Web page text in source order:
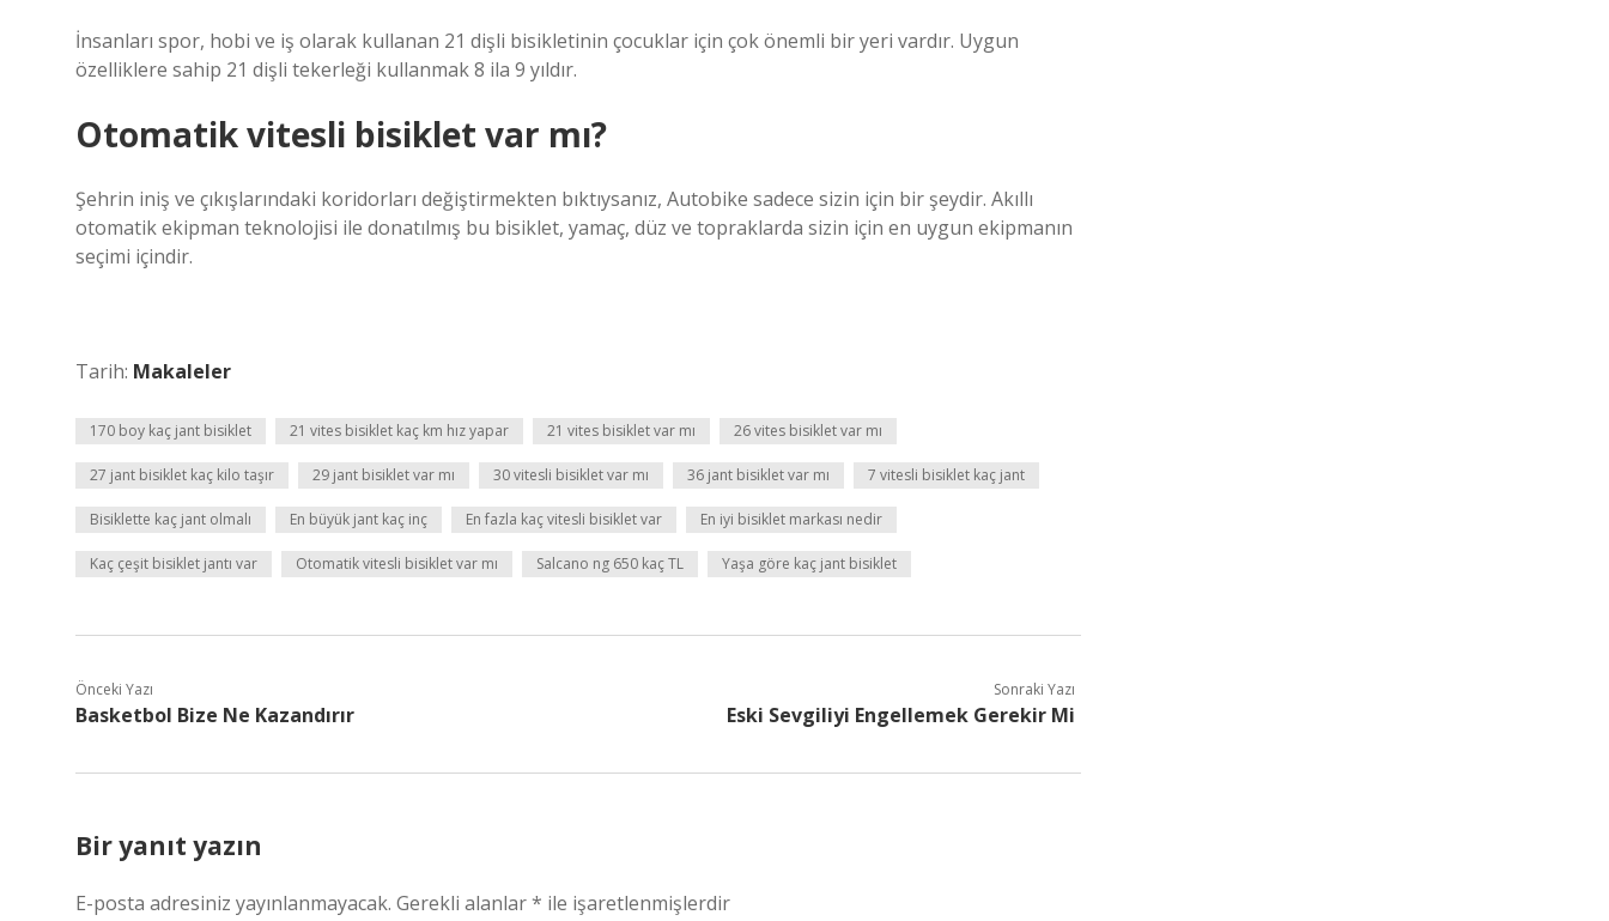
İnsanları spor, hobi ve iş olarak kullanan 21 dişli bisikletinin çocuklar için çok önemli bir yeri vardır. Uygun
özelliklere sahip 21 dişli tekerleği kullanmak 8 ila 9 yıldır.
Otomatik vitesli bisiklet var mı?
Şehrin iniş ve çıkışlarındaki koridorları değiştirmekten bıktıysanız, Autobike sadece sizin için bir şeydir. Akıllı
otomatik ekipman teknolojisi ile donatılmış bu bisiklet, yamaç, düz ve topraklarda sizin için en uygun ekipmanın
seçimi içindir.
Tarih: Makaleler
170 boy kaç jant bisiklet 21 vites bisiklet kaç km hız yapar 21 vites bisiklet var mı 26 vites bisiklet var mı
27 jant bisiklet kaç kilo taşır 29 jant bisiklet var mı 30 vitesli bisiklet var mı 36 jant bisiklet var mı 7 vitesli bisiklet kaç jant
Bisiklette kaç jant olmalı En büyük jant kaç inç En fazla kaç vitesli bisiklet var En iyi bisiklet markası nedir
Kaç çeşit bisiklet jantı var Otomatik vitesli bisiklet var mı Salcano ng 650 kaç TL Yaşa göre kaç jant bisiklet
Önceki Yazı
Basketbol Bize Ne Kazandırır
Sonraki Yazı
Eski Sevgiliyi Engellemek Gerekir Mi
Bir yanıt yazın
E-posta adresiniz yayınlanmayacak. Gerekli alanlar* ile işaretlenmişlerdir